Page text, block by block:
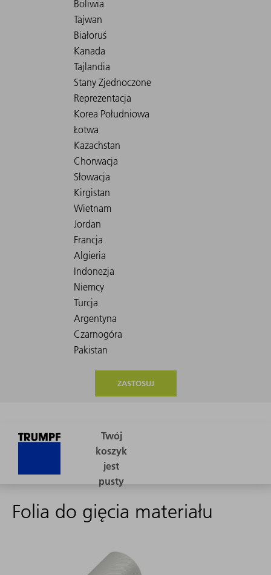
ZASTOSUJ
Folia do gięcia materiału